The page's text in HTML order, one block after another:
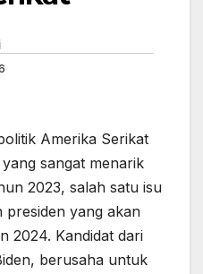
Amerika Serikat
sangat menarik
2023, salah satu isu
presiden yang akan
2024. Kandidat dari
berusaha untuk